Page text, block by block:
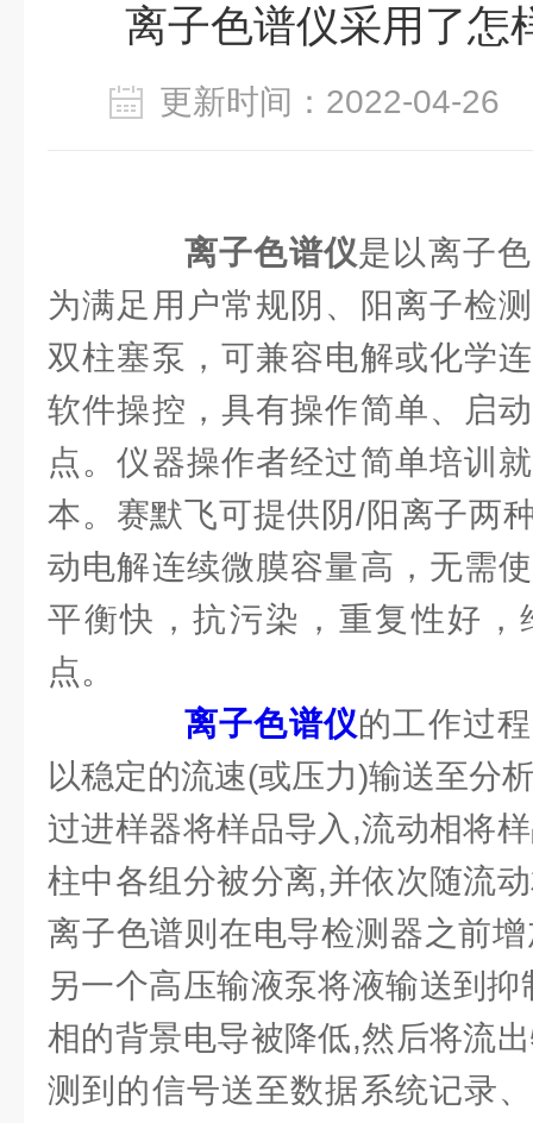
离子色谱仪采用了怎
更新时间：2022-04-
离子色谱仪是以离子
为满足用户常规阴、阳离子检
双柱塞泵，可兼容电解或化学
软件操控，具有操作简单、启
点。仪器操作者经过简单培训
本。赛默飞可提供阴/阳离子两
动电解连续微膜容量高，无需
平衡快，抗污染，重复性好，
点。
离子色谱仪的工作过
以稳定的流速(或压力)输送至分
过进样器将样品导入,流动相将
柱中各组分被分离,并依次随流
离子色谱则在电导检测器之前
另一个高压输液泵将液输送到
相的背景电导被降低,然后将流
测到的信号送至数据系统记录